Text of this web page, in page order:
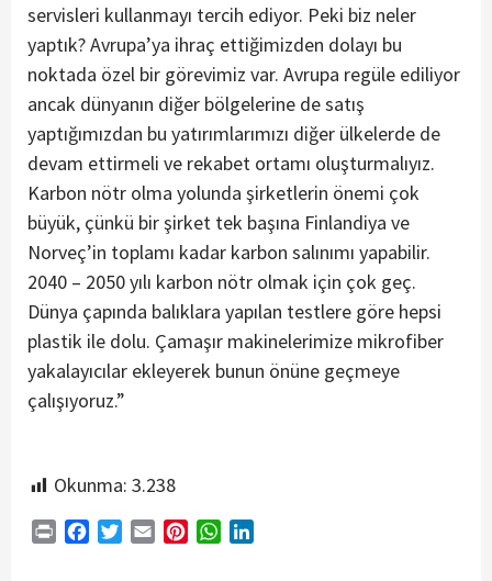
servisleri kullanmayı tercih ediyor. Peki biz neler
yaptık? Avrupa’ya ihraç ettiğimizden dolayı bu
noktada özel bir görevimiz var. Avrupa regüle ediliyor
ancak dünyanın diğer bölgelerine de satış
yaptığımızdan bu yatırımlarımızı diğer ülkelerde de
devam ettirmeli ve rekabet ortamı oluşturmalıyız.
Karbon nötr olma yolunda şirketlerin önemi çok
büyük, çünkü bir şirket tek başına Finlandiya ve
Norveç’in toplamı kadar karbon salınımı yapabilir.
2040 – 2050 yılı karbon nötr olmak için çok geç.
Dünya çapında balıklara yapılan testlere göre hepsi
plastik ile dolu. Çamaşır makinelerimize mikrofiber
yakalayıcılar ekleyerek bunun önüne geçmeye
çalışıyoruz.”
Okunma: 3.238
Print FacebookTwitterEmail PinterestWhatsApp